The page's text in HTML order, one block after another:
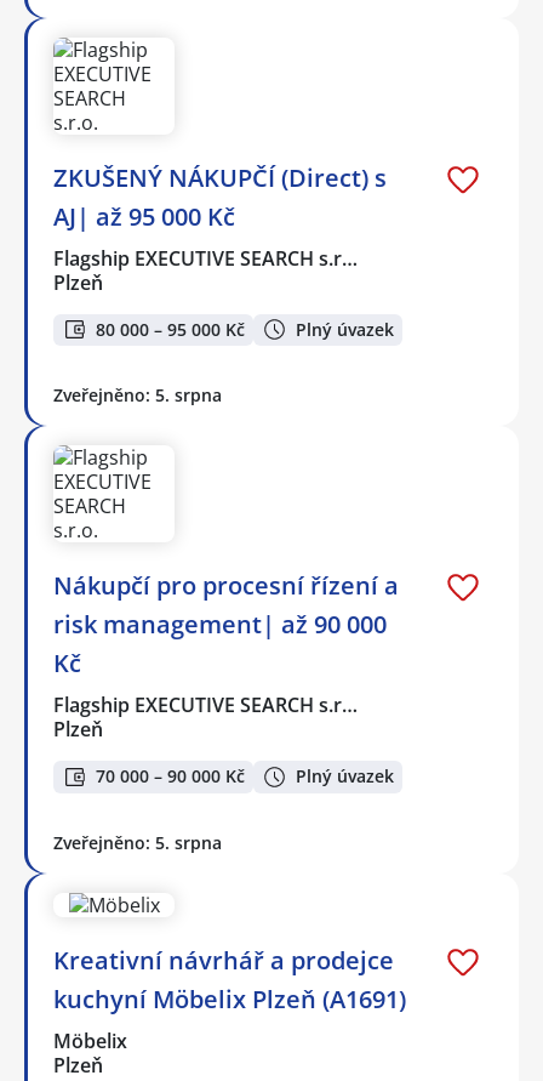
ZKUŠENÝ NÁKUPČÍ (Direct) s
AJ| až 95 000 Kč
Flagship EXECUTIVE SEARCH s.r…
Plzeň
80 000 – 95 000 Kč Plný úvazek
Zveřejněno: 5. srpna
Nákupčí pro procesní řízení a
risk management| až 90 000
Kč
Flagship EXECUTIVE SEARCH s.r…
Plzeň
70 000 – 90 000 Kč Plný úvazek
Zveřejněno: 5. srpna
Kreativní návrhář a prodejce
kuchyní Möbelix Plzeň (A1691)
Möbelix
Plzeň